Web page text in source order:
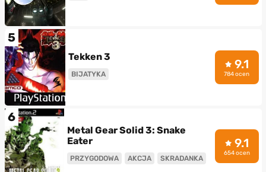
5
Tekken 3
BIJATYKA
9.1
784 ocen
6
Metal Gear Solid 3: Snake
Eater
PRZYGODOWA AKCJA SKRADANKA
9.1
654 ocen